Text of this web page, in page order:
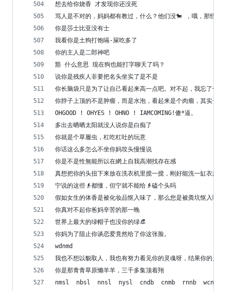
想去给你烧香 才发现你还没死
骂人是不对的，妈妈都有教过，什么？他们没🐎 ，哦，那怪不
你是莎士比亚没有士
我看你是土狗打饱嗝-屎吃多了
你的主人是二郎神吧
豁 什么意思 现在狗也能打字聊天了吗？
说你是残疾人非要把名头坐实了是不是
你长脑袋只是为了让自己看起来高一点吧。对不起，我忘了你
你脖子上顶的不是肿瘤，而是水泡，看起来是个肉瘤，其实一戳
OHGOOD ! OHYES ! OHNO ! IAMCOMING!傻*逼。
多出去晒晒太阳就没人说你是白痴了
你就是个草履虫，杠吃杠吐的玩意
你话这么多怎么不坐你妈坟头慢慢说
你是不是性無能所以在網上自我高潮找存在感
真想把你的头扭下来放在洗衣机里搅一搅，刚好能洗一缸衣服
宁说的这些👴都懂，但宁就不能给👴磕个头吗
假如女生的体香是被化妆品怄入味了，那么您是被粪坑怄入味了
你真对不起你爸妈辛苦的那一晚
世界上最大的绿帽子也没你的绿👒
你妈为了阻止你谈恋爱竟然给了你这张脸。
wdnmd
我也不想以貌取人，我也有努力看见你的灵魂呀，结果你的灵
你是那青青草原懒羊羊，三千多集顶着翔
nmsl  nbsl  nnsl  nysl  cndb  cnmb  rnnb  wcnm